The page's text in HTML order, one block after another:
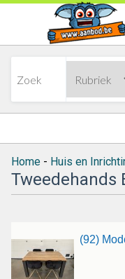
Home - Huis en
Tweedehands
(92)